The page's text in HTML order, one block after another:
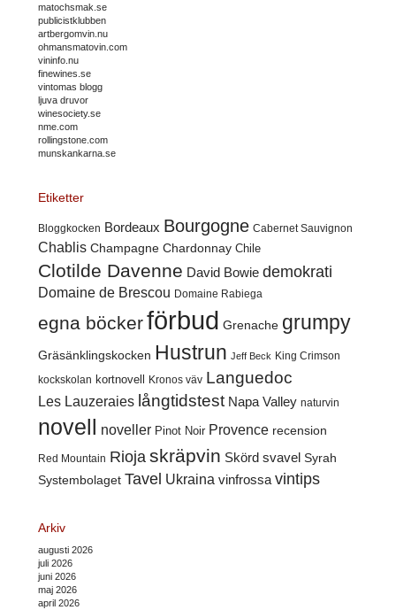
matochsmak.se
publicistklubben
artbergomvin.nu
ohmansmatovin.com
vininfo.nu
finewines.se
vintomas blogg
ljuva druvor
winesociety.se
nme.com
rollingstone.com
munskankarna.se
Etiketter
Bloggkocken Bordeaux Bourgogne Cabernet Sauvignon
Chablis Champagne Chardonnay Chile
Clotilde Davenne David Bowie demokrati
Domaine de Brescou Domaine Rabiega
egna böckerförbud Grenache grumpy
Gräsänklingskocken Hustrun Jeff Beck King Crimson
kockskolan kortnovell Kronos väv Languedoc
Les Lauzeraies långtidstest Napa Valley naturvin
novell noveller Pinot Noir Provence recension
Red Mountain Rioja skräpvin Skörd svavel Syrah
Systembolaget Tavel Ukraina vinfrossa vintips
Arkiv
augusti 2026
juli 2026
juni 2026
maj 2026
april 2026